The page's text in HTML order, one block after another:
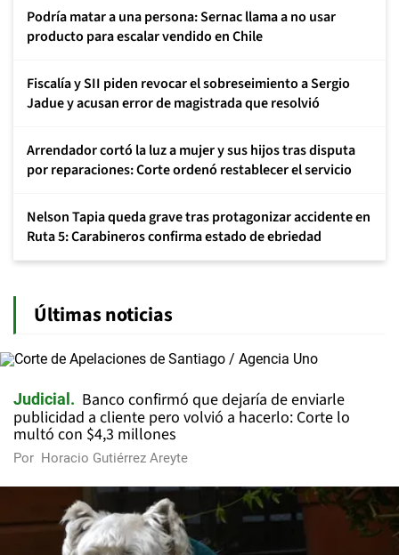
Podría matar a una persona: Sernac llama a no usar
producto para escalar vendido en Chile
Fiscalía y SII piden revocar el sobreseimiento a Sergio
Jadue y acusan error de magistrada que resolvió
Arrendador cortó la luz a mujer y sus hijos tras disputa
por reparaciones: Corte ordenó restablecer el servicio
Nelson Tapia queda grave tras protagonizar accidente en
Ruta 5: Carabineros confirma estado de ebriedad
Últimas noticias
Judicial
Banco confirmó que dejaría de enviarle
publicidad a cliente pero volvió a hacerlo: Corte lo
multó con $4,3 millones
Por Horacio Gutiérrez Areyte